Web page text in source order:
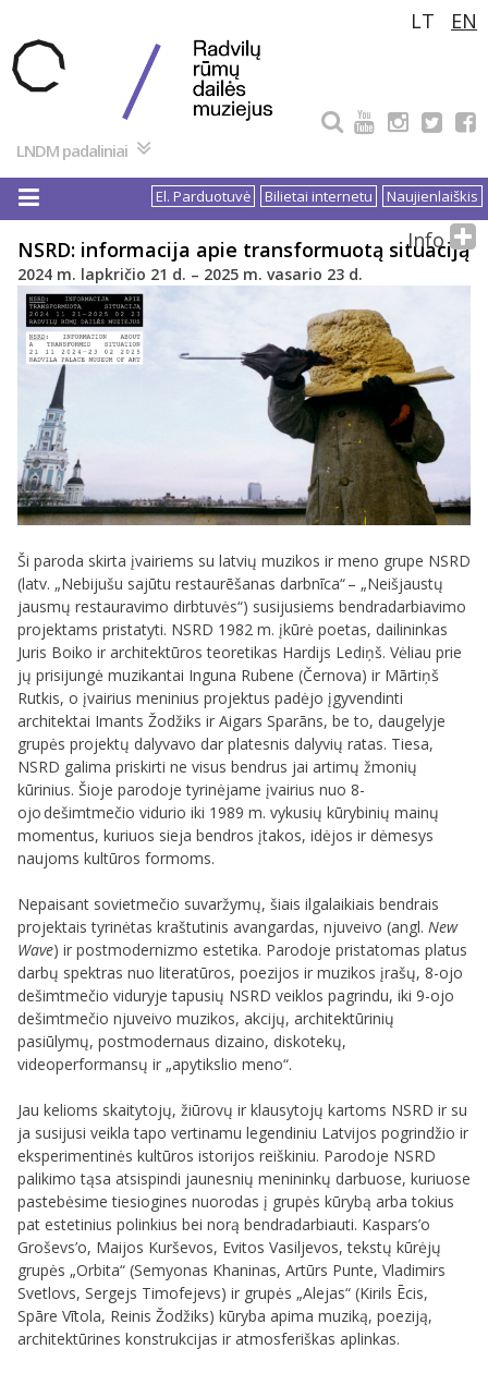
turinio
LT EN
LNDM padaliniai
Naujienlaiškis
Bilietai internetu
El. Parduotuvė
NSRD: informacija apie transformuotą situaciją
2024 m. lapkričio 21 d. – 2025 m. vasario 23 d.
Ši paroda skirta įvairiems su latvių muzikos ir meno grupe NSRD
(latv. „Nebijušu sajūtu restaurēšanas darbnīca“ – „Neišjaustų
jausmų restauravimo dirbtuvės“) susijusiems bendradarbiavimo
projektams pristatyti. NSRD 1982 m. įkūrė poetas, dailininkas
Juris Boiko ir architektūros teoretikas Hardijs Lediņš. Vėliau prie
jų prisijungė muzikantai Inguna Rubene (Černova) ir Mārtiņš
Rutkis, o įvairius meninius projektus padėjo įgyvendinti
architektai Imants Žodžiks ir Aigars Sparāns, be to, daugelyje
grupės projektų dalyvavo dar platesnis dalyvių ratas. Tiesa,
NSRD galima priskirti ne visus bendrus jai artimų žmonių
kūrinius. Šioje parodoje tyrinėjame įvairius nuo 8-
ojo dešimtmečio vidurio iki 1989 m. vykusių kūrybinių mainų
momentus, kuriuos sieja bendros įtakos, idėjos ir dėmesys
naujoms kultūros formoms.
Nepaisant sovietmečio suvaržymų, šiais ilgalaikiais bendrais
projektais tyrinėtas kraštutinis avangardas, njuveivo (angl. New
Wave) ir postmodernizmo estetika. Parodoje pristatomas platus
darbų spektras nuo literatūros, poezijos ir muzikos įrašų, 8-ojo
dešimtmečio viduryje tapusių NSRD veiklos pagrindu, iki 9-ojo
dešimtmečio njuveivo muzikos, akcijų, architektūrinių
pasiūlymų, postmodernaus dizaino, diskotekų,
videoperformansų ir „apytikslio meno“.
Jau kelioms skaitytojų, žiūrovų ir klausytojų kartoms NSRD ir su
ja susijusi veikla tapo vertinamu legendiniu Latvijos pogrindžio ir
eksperimentinės kultūros istorijos reiškiniu. Parodoje NSRD
palikimo tąsa atsispindi jaunesnių menininkų darbuose, kuriuose
pastebėsime tiesiogines nuorodas į grupės kūrybą arba tokius
pat estetinius polinkius bei norą bendradarbiauti. Kaspars’o
Groševs’o, Maijos Kurševos, Evitos Vasiljevos, tekstų kūrėjų
grupės „Orbita“ (Semyonas Khaninas, Artūrs Punte, Vladimirs
Svetlovs, Sergejs Timofejevs) ir grupės „Alejas“ (Kirils Ēcis,
Spāre Vītola, Reinis Žodžiks) kūryba apima muziką, poeziją,
architektūrines konstrukcijas ir atmosferiškas aplinkas.
Info